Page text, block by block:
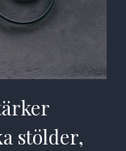
stölder,